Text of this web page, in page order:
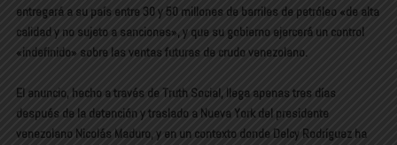
entregará a su país entre 30 y 50 millones de barriles de petróleo «de alta
calidad y no sujeto a sanciones», y que su gobierno ejercerá un control
«indefinido» sobre las ventas futuras de crudo venezolano.
El anuncio, hecho a través de Truth Social, llega apenas tres días
después de la detención y traslado a Nueva York del presidente
venezolano Nicolás Maduro, y en un contexto donde Delcy Rodríguez ha